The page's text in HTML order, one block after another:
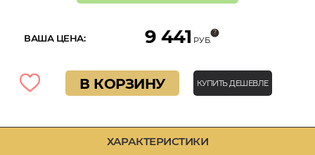
ХАРАКТЕРИСТИКИ
ВАША ЦЕНА: 9 441 РУБ.
В КОРЗИНУ КУПИТЬ ДЕШЕВЛЕ